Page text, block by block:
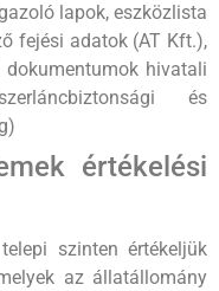
lapok, eszközlista
fejési adatok (AT Kft.),
hivatali
és
értékelési
szinten értékeljük
az állatállomány